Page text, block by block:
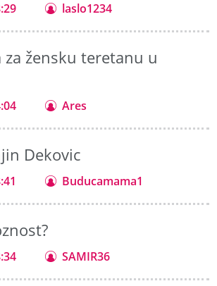
laslo1234
za žensku teretanu u
Ares
Dekovic
Buducamama1
SAMIR36